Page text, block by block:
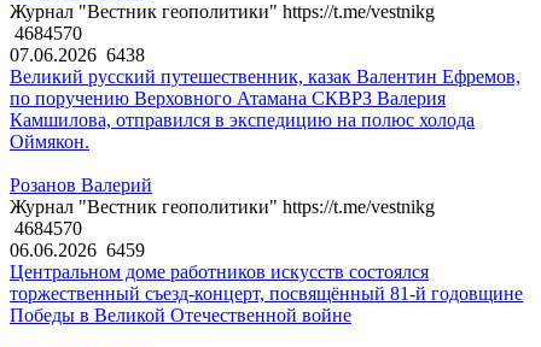
Журнал "Вестник геополитики" https://t.me/vestnikg
4684570
07.06.2026 6438
Великий русский путешественник, казак Валентин Ефремов,
по поручению Верховного Атамана СКВРЗ Валерия
Камшилова, отправился в экспедицию на полюс холода
Оймякон.
Розанов Валерий
Журнал "Вестник геополитики" https://t.me/vestnikg
4684570
06.06.2026 6459
Центральном доме работников искусств состоялся
торжественный съезд-концерт, посвящённый 81-й годовщине
Победы в Великой Отечественной войне